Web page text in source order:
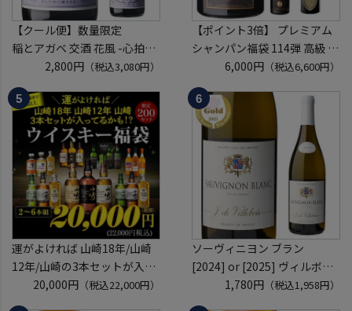
【クール便】数量限定
稲とアガベ 交酒 花風 -心拍-
KYOTO EDITION 720ml こう
しゅ はなかぜ craft sake クラ
フトサケ 秋田県 男鹿市
2,800円（税込3,080円）
【ポイント3倍】 プレミアム
シャンパン福袋 114弾 高級 シ
ャンパン を探せ トゥルベ ト
レゾール クリュッグ 2004 が
入ってるかも!? 【先着300
本】 シャンパン シャンパーニ
ュ リカーマウンテン 福袋 WK
くじ 【送
6,000円 （税込6,600円）
運がよければ 山崎18年/山崎
12年/山崎の3本セットが入っ
ているかも！？ ウイスキー福
袋 2～6本組 限定200セット
20,000円（税込22,000円）
ソーヴィニヨン ブラン
[2024] or [2025] ヴィルボワ
750ml フランス ロワール 辛
口 白ワイン 浜運A
1,780円 （税込1,958円）